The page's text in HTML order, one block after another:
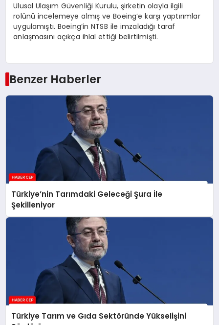
Ulusal Ulaşım Güvenliği Kurulu, şirketin olayla ilgili
rolünü incelemeye almış ve Boeing’e karşı yaptırımlar
uygulamıştı. Boeing’in NTSB ile imzaladığı taraf
anlaşmasını açıkça ihlal ettiği belirtilmişti.
Benzer Haberler
Türkiye’nin Tarımdaki Geleceği Şura İle
Şekilleniyor
Türkiye Tarım ve Gıda Sektöründe Yükselişini